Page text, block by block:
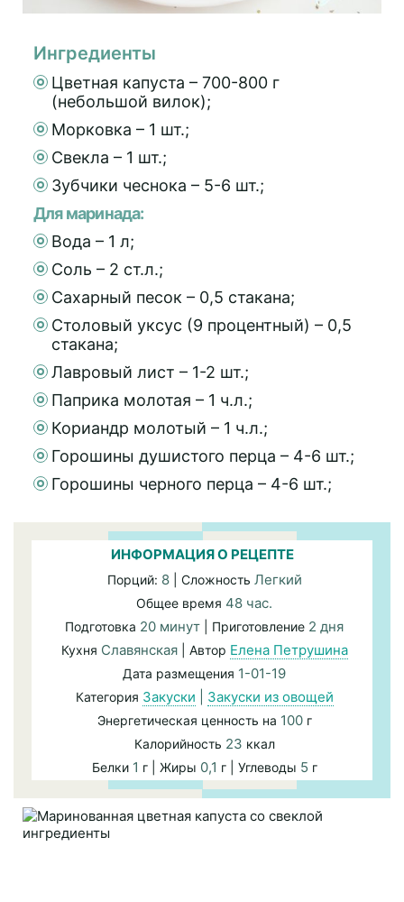
Ингредиенты
Цветная капуста – 700-800 г
(небольшой вилок);
Морковка – 1 шт.;
Свекла – 1 шт.;
Зубчики чеснока – 5-6 шт.;
Для маринада:
Вода – 1 л;
Соль – 2 ст.л.;
Сахарный песок – 0,5 стакана;
Столовый уксус (9 процентный) – 0,5
стакана;
Лавровый лист – 1-2 шт.;
Паприка молотая – 1 ч.л.;
Кориандр молотый – 1 ч.л.;
Горошины душистого перца – 4-6 шт.;
Горошины черного перца – 4-6 шт.;
ИНФОРМАЦИЯ О РЕЦЕПТЕ
Порций: 8| Сложность Легкий
Общее время 48 час.
Подготовка 20 минут | Приготовление 2 дня
Кухня Славянская| Автор Елена Петрушина
Дата размещения 1-01-19
Категория Закуски Закуски из овощей
Энергетическая ценность на 100г
Калорийность 23 ккал
Белки 1 г | Жиры 0,1 г | Углеводы 5 г